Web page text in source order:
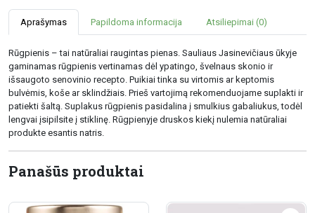
Aprašymas Papildoma informacija Atsiliepimai (0)
Rūgpienis – tai natūraliai raugintas pienas. Sauliaus Jasinevičiaus ūkyje
gaminamas rūgpienis vertinamas dėl ypatingo, švelnaus skonio ir
išsaugoto senovinio recepto. Puikiai tinka su virtomis ar keptomis
bulvėmis, koše ar sklindžiais. Prieš vartojimą rekomenduojame suplakti ir
patiekti šaltą. Suplakus rūgpienis pasidalina į smulkius gabaliukus, todėl
lengvai įsipilsite į stiklinę. Rūgpienyje druskos kiekį nulemia natūraliai
produkte esantis natris.
Panašūs produktai